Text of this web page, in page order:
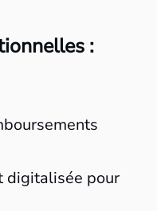
:
digitalisée pour